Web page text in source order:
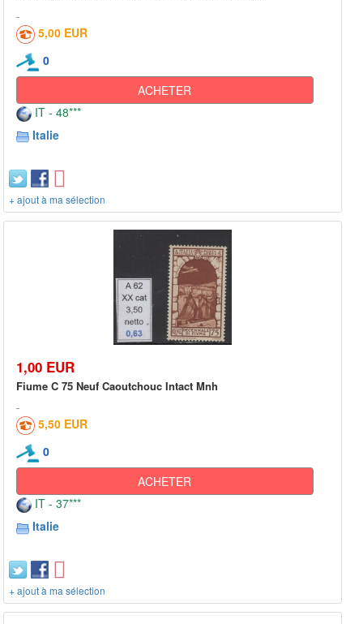
5,00 EUR
0
ACHETER
IT - 48***
Italie
+ ajout à ma sélection
1,00 EUR
Fiume C 75 Neuf Caoutchouc Intact Mnh
5,50 EUR
0
ACHETER
IT - 37***
Italie
+ ajout à ma sélection